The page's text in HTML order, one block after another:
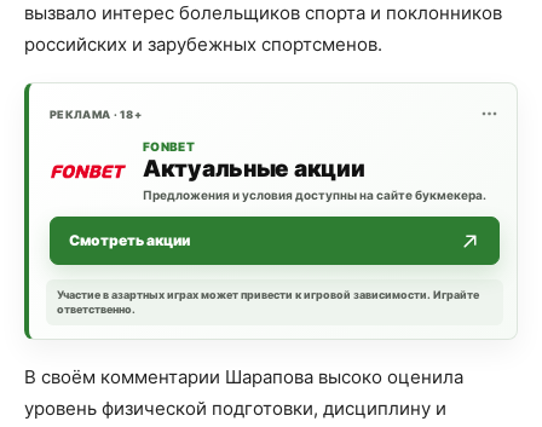
вызвало интерес болельщиков спорта и поклонников
российских и зарубежных спортсменов.
РЕКЛАМА · 18+
FONBET
Актуальные акции
Предложения и условия доступны на сайте букмекера.
Смотреть акции
Участие в азартных играх может привести к игровой зависимости. Играйте
ответственно.
В своём комментарии Шарапова высоко оценила
уровень физической подготовки, дисциплину и